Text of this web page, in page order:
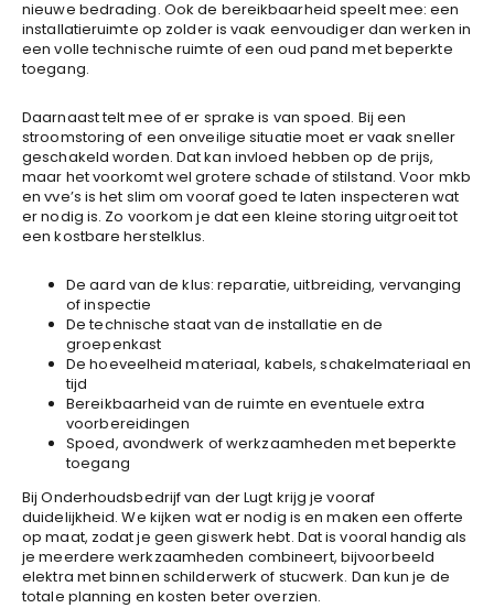
nieuwe bedrading. Ook de bereikbaarheid speelt mee: een
installatieruimte op zolder is vaak eenvoudiger dan werken in
een volle technische ruimte of een oud pand met beperkte
toegang.
Daarnaast telt mee of er sprake is van spoed. Bij een
stroomstoring of een onveilige situatie moet er vaak sneller
geschakeld worden. Dat kan invloed hebben op de prijs,
maar het voorkomt wel grotere schade of stilstand. Voor mkb
en vve’s is het slim om vooraf goed te laten inspecteren wat
er nodig is. Zo voorkom je dat een kleine storing uitgroeit tot
een kostbare herstelklus.
De aard van de klus: reparatie, uitbreiding, vervanging
of inspectie
De technische staat van de installatie en de
groepenkast
De hoeveelheid materiaal, kabels, schakelmateriaal en
tijd
Bereikbaarheid van de ruimte en eventuele extra
voorbereidingen
Spoed, avondwerk of werkzaamheden met beperkte
toegang
Bij Onderhoudsbedrijf van der Lugt krijg je vooraf
duidelijkheid. We kijken wat er nodig is en maken een offerte
op maat, zodat je geen giswerk hebt. Dat is vooral handig als
je meerdere werkzaamheden combineert, bijvoorbeeld
elektra met binnen schilderwerk of stucwerk. Dan kun je de
totale planning en kosten beter overzien.